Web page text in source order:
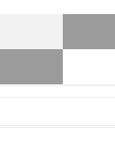
ます。この他に